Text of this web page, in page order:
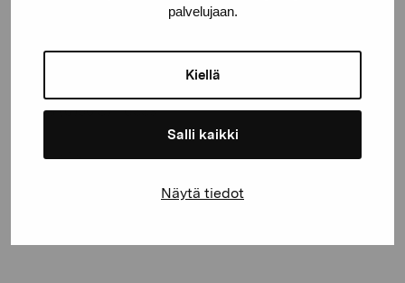
palvelujaan.
Kiellä
Salli kaikki
Näytä tiedot
+358 (0)50 371 6339